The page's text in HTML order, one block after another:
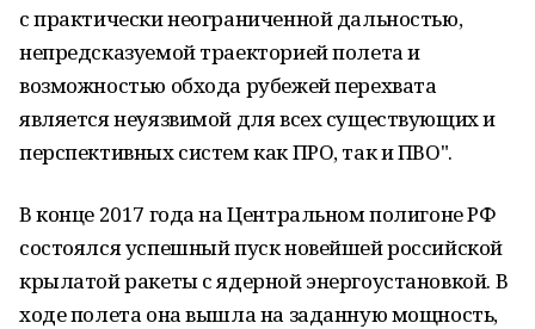
с практически неограниченной дальностью,
непредсказуемой траекторией полета и
возможностью обхода рубежей перехвата
является неуязвимой для всех существующих и
перспективных систем как ПРО, так и ПВО".
В конце 2017 года на Центральном полигоне РФ
состоялся успешный пуск новейшей российской
крылатой ракеты с ядерной энергоустановкой. В
ходе полета она вышла на заданную мощность,